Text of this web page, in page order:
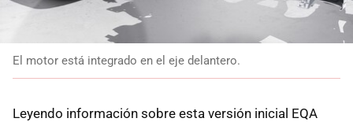
El motor está integrado en el eje delantero.
Leyendo información sobre esta versión inicial EQA